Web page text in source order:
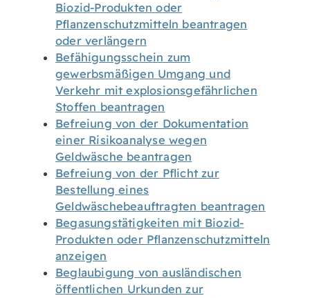
Biozid-Produkten oder
Pflanzenschutzmitteln beantragen
oder verlängern
Befähigungsschein zum
gewerbsmäßigen Umgang und
Verkehr mit explosionsgefährlichen
Stoffen beantragen
Befreiung von der Dokumentation
einer Risikoanalyse wegen
Geldwäsche beantragen
Befreiung von der Pflicht zur
Bestellung eines
Geldwäschebeauftragten beantragen
Begasungstätigkeiten mit Biozid-
Produkten oder Pflanzenschutzmitteln
anzeigen
Beglaubigung von ausländischen
öffentlichen Urkunden zur